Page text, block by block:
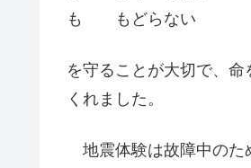
も もどらない
を守ることが大切で、
くれました。
地震体験は故障中のた